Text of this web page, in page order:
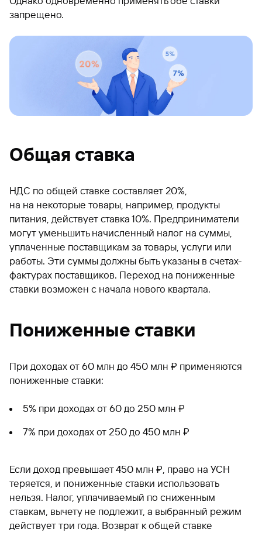
запрещено.
Общая ставка
НДС по общей ставке составляет 20%,
на на некоторые товары, например, продукты
питания, действует ставка 10%. Предприниматели
могут уменьшить начисленный налог на суммы,
уплаченные поставщикам за товары, услуги или
работы. Эти суммы должны быть указаны в счетах-
фактурах поставщиков. Переход на пониженные
ставки возможен с начала нового квартала.
Пониженные ставки
При доходах от 60 млн до 450 млн ₽ применяются
пониженные ставки:
5% при доходах от 60 до 250 млн ₽
7% при доходах от 250 до 450 млн ₽
Если доход превышает 450 млн ₽, право на УСН
теряется, и пониженные ставки использовать
нельзя. Налог, уплачиваемый по сниженным
ставкам, вычету не подлежит, а выбранный режим
действует три года. Возврат к общей ставке